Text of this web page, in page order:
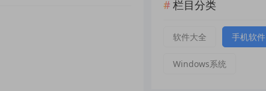
栏目分类
软件大全 手机软件
Windows系统